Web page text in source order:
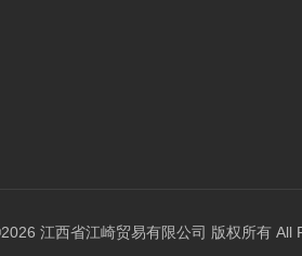
江西省江崎贸易有限公司 版权所有 All